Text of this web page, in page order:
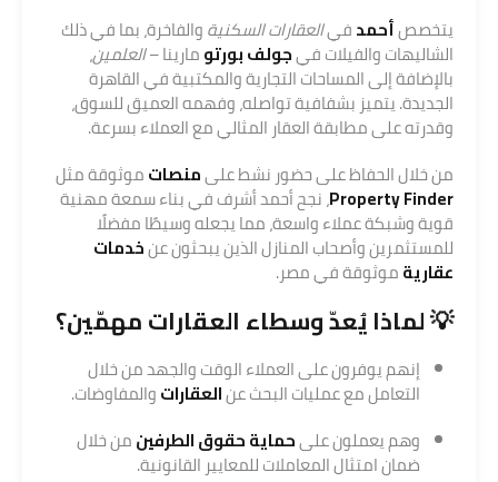
يتخصصأحمدفيالعقارات السكنيةوالفاخرة، بما في ذلك
الشاليهات والفيلات فيجولف بورتومارينا –العلمين،
بالإضافة إلى المساحات التجارية والمكتبية في القاهرة
الجديدة. يتميز بشفافية تواصله، وفهمه العميق للسوق،
وقدرته على مطابقة العقار المثالي مع العملاء بسرعة.
من خلال الحفاظ على حضور نشط علىمنصاتموثوقة مثل
Property Finder، نجح أحمد أشرف في بناء سمعة مهنية
قوية وشبكة عملاء واسعة، مما يجعله وسيطًا مفضلًا
للمستثمرين وأصحاب المنازل الذين يبحثون عنخدمات
عقاريةموثوقة في مصر.
💡 لماذا يُعدّ وسطاء العقاراتمهمّين؟
إنهم يوفرون على العملاء الوقت والجهد من خلال
التعامل مع عمليات البحث عنالعقاراتوالمفاوضات.
وهم يعملون علىحماية حقوق الطرفينمن خلال
ضمان امتثال المعاملات للمعايير القانونية.